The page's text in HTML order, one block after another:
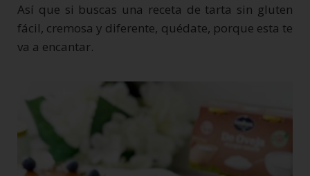
Así que si buscas una receta de tarta sin gluten
fácil, cremosa y diferente, quédate, porque esta te
va a encantar.